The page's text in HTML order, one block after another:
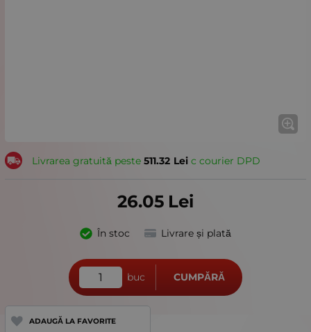
Livrarea gratuită peste 511.32 Leiс courier DPD
26.05 Lei
În stoc Livrare și plată
buc CUMPĂRĂ
ADAUGĂ LA FAVORITE